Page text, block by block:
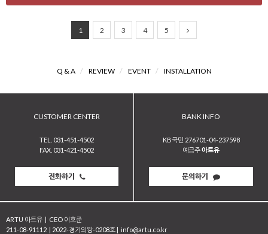
1 2 3 4 5
Q & A / REVIEW / EVENT / INSTALLATION
CUSTOMER CENTER
TEL. 031-451-4502
FAX. 031-421-4502
전화하기
BANK INFO
KB국민 276701-04-237598
예금주아트유
문의하기
ARTU 아트유 | CEO 이호준
211-08-91112 | 2022-경기의왕-0208호 | info@artu.co.kr